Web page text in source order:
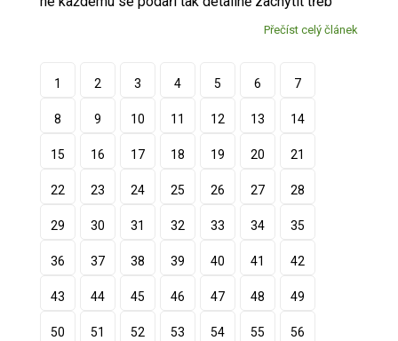
Přečíst celý článek
1 2 3 4 5 6 7
8 9 10 11 12 13 14
15 16 17 18 19 20 21
22 23 24 25 26 27 28
29 30 31 32 33 34 35
36 37 38 39 40 41 42
43 44 45 46 47 48 49
50 51 52 53 54 55 56